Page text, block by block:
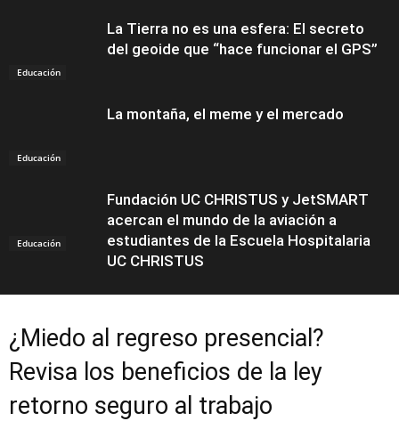
Educación
La Tierra no es una esfera: El secreto
del geoide que “hace funcionar el GPS”
Educación
La montaña, el meme y el mercado
Educación
Fundación UC CHRISTUS y JetSMART
acercan el mundo de la aviación a
estudiantes de la Escuela Hospitalaria
UC CHRISTUS
¿Miedo al regreso presencial?
Revisa los beneficios de la ley
retorno seguro al trabajo